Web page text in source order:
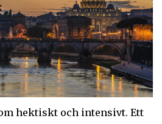
hektiskt och intensivt. Ett